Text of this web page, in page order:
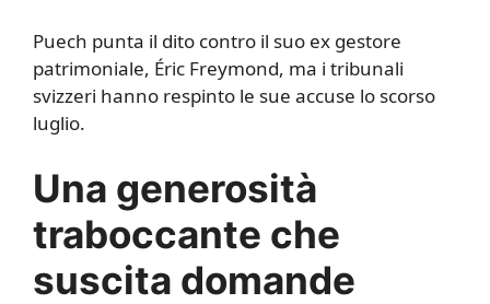
Puech punta il dito contro il suo ex gestore
patrimoniale, Éric Freymond, ma i tribunali
svizzeri hanno respinto le sue accuse lo scorso
luglio.
Una generosità
traboccante che
suscita domande